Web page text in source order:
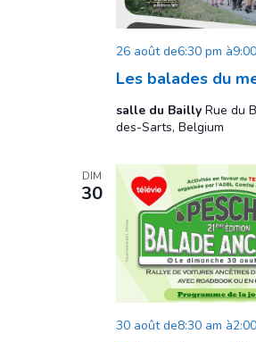
Les balades du
26 août de6:30 pm à
salle du BaillyRue du
des-Sarts, Belgium
DIM
30
30 août de8:30 am à